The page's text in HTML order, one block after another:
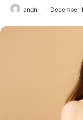
andn December